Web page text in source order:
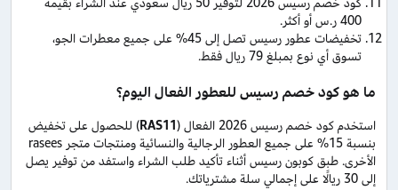
400 ر.س أو أكثر.
تخفيضات عطور رسيس تصل إلى 45% على جميع معطرات الجو،
تسوق أي نوع بمبلغ 79 ريال فقط.
ما هو كود خصم رسيس للعطور الفعال اليوم؟
استخدم كود خصم رسيس 2026 الفعال ( RAS11) للحصول على تخفيض
بنسبة 15% على جميع العطور الرجالية والنسائية ومنتجات متجر rasees
الأخرى. طبق كوبون رسيس أثناء تأكيد طلب الشراء واستفد من توفير يصل
إلى 30 ريالًا على إجمالي سلة مشترياتك.